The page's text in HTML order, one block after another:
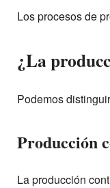
Los procesos de
¿La
Podemos
Producción
La producción